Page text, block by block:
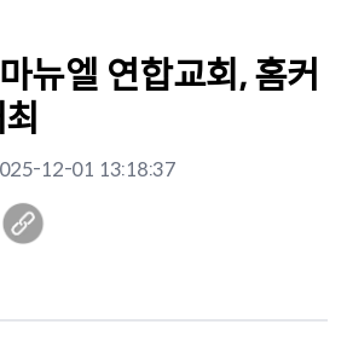
뉴엘 연합교회, 홈커
12-01 13:18:37